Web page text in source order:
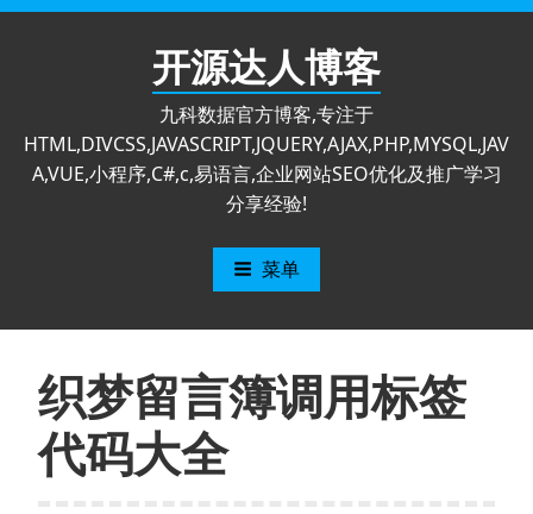
跳
开源达人博客
九科数据官方博客,专注于
HTML,DIVCSS,JAVASCRIPT,JQUERY,AJAX,PHP,MYSQL,JAV
A,VUE,小程序,C#,c,易语言,企业网站SEO优化及推广学习
分享经验!
菜单
织梦留言簿调用标签
代码大全